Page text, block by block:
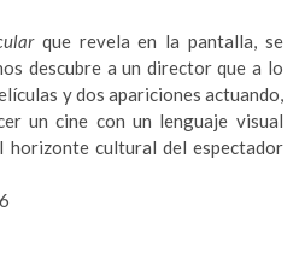
que revela en la pantalla, se
descubre a un director que a lo
y dos apariciones actuando,
un cine con un lenguaje visual
cultural del espectador